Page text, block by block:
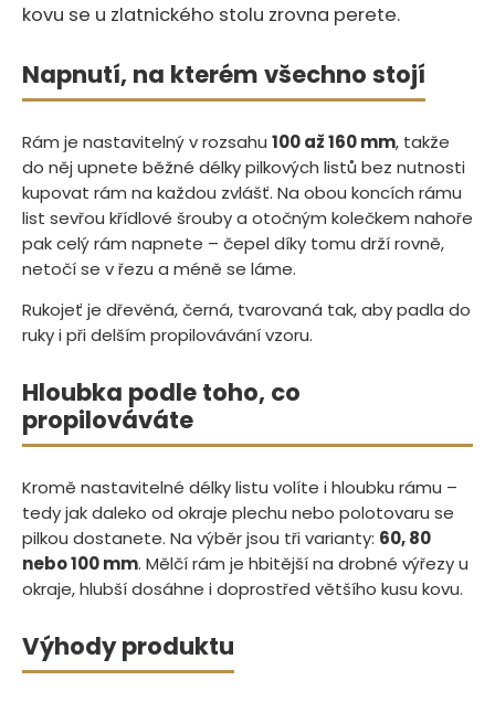
kovu se u zlatnického stolu zrovna perete.
Napnutí, na kterém všechno stojí
Rám je nastavitelný v rozsahu 100 až 160 mm, takže
do něj upnete běžné délky pilkových listů bez nutnosti
kupovat rám na každou zvlášť. Na obou koncích rámu
list sevřou křídlové šrouby a otočným kolečkem nahoře
pak celý rám napnete – čepel díky tomu drží rovně,
netočí se v řezu a méně se láme.
Rukojeť je dřevěná, černá, tvarovaná tak, aby padla do
ruky i při delším propilovávání vzoru.
Hloubka podle toho, co
propilováváte
Kromě nastavitelné délky listu volíte i hloubku rámu –
tedy jak daleko od okraje plechu nebo polotovaru se
pilkou dostanete. Na výběr jsou tři varianty: 60, 80
nebo 100 mm. Mělčí rám je hbitější na drobné výřezy u
okraje, hlubší dosáhne i doprostřed většího kusu kovu.
Výhody produktu